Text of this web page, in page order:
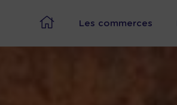
Les commerces